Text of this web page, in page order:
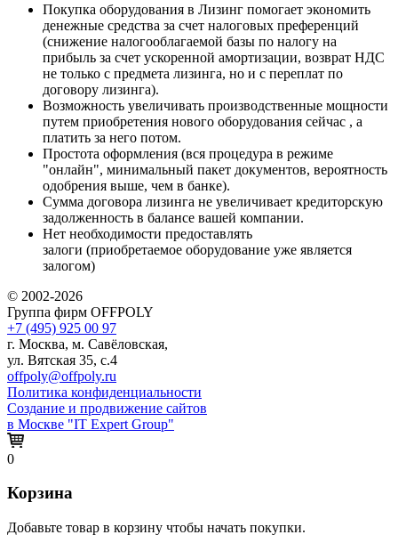
Покупка оборудования в Лизинг помогает экономить
денежные средства за счет налоговых преференций
(снижение налогооблагаемой базы по налогу на
прибыль за счет ускоренной амортизации, возврат НДС
не только с предмета лизинга, но и с переплат по
договору лизинга).
Возможность увеличивать производственные мощности
путем приобретения нового оборудования сейчас , а
платить за него потом.
Простота оформления (вся процедура в режиме
"онлайн", минимальный пакет документов, вероятность
одобрения выше, чем в банке).
Сумма договора лизинга не увеличивает кредиторскую
задолженность в балансе вашей компании.
Нет необходимости предоставлять
залоги (приобретаемое оборудование уже является
залогом)
© 2002-2026
Группа фирм OFFPOLY
+7 (495) 925 00 97
г. Москва, м. Савёловская,
ул. Вятская 35, с.4
offpoly@offpoly.ru
Политика конфиденциальности
Создание и продвижение сайтов
в Москве "IT Expert Group"
0
Корзина
Добавьте товар в корзину чтобы начать покупки.